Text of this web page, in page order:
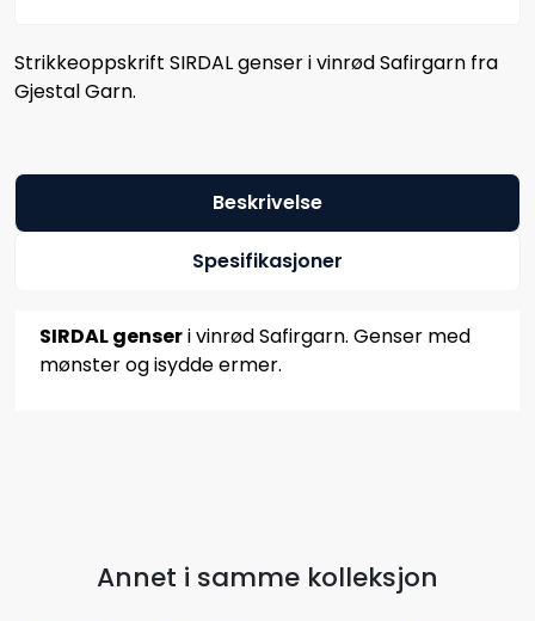
Strikkeoppskrift SIRDAL genser i vinrød Safirgarn fra
Gjestal Garn.
Beskrivelse
Spesifikasjoner
SIRDAL genseri vinrød Safirgarn. Genser med
mønster og isydde ermer.
Annet i samme kolleksjon